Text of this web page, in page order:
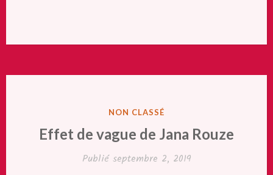
moi,
4,
PUBLIÉ
NON CLASSÉ
Effet de vague de Jana Rouze
Publié septembre 2, 2019